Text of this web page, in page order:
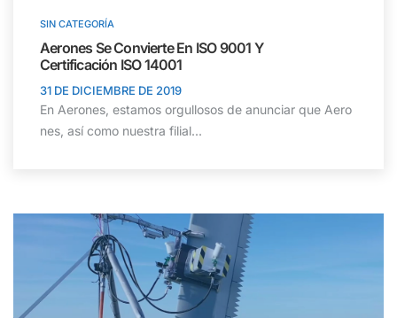
SIN CATEGORÍA
Aerones Se Convierte En ISO 9001 Y
Certificación ISO 14001
31 DE DICIEMBRE DE 2019
En Aerones, estamos orgullosos de anunciar que Aero
nes, así como nuestra filial...